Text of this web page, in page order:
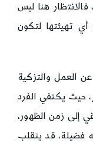
فالانتظار هنا ليس
أي تهيئتها لتكون
العمل والتزكية
حيث يكتفي الفرد
إلى زمن الظهور،
فضيلة، قد ينقلب